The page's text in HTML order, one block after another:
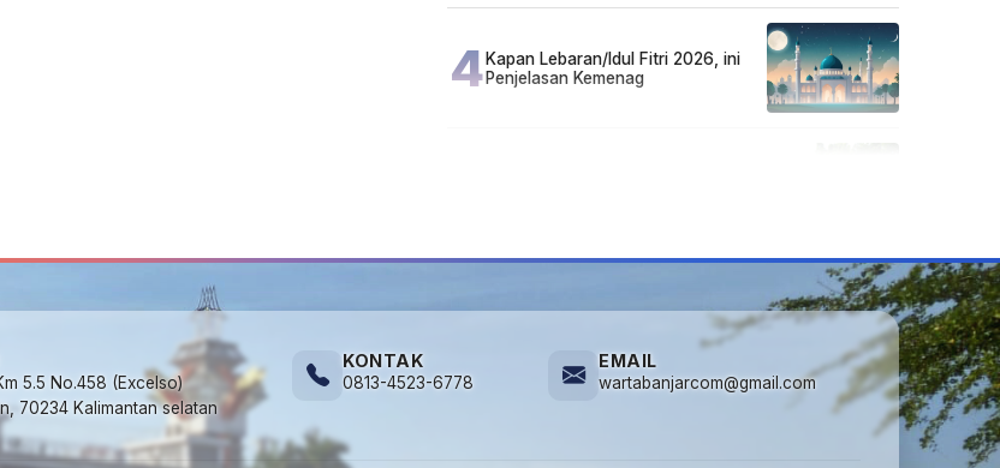
4Kapan Lebaran/Idul Fitri 2026, ini
Penjelasan Kemenag
5.5 No.458 (Excelso)
70234 Kalimantan selatan
KONTAK
0813-4523-6778
EMAIL
wartabanjarcom@gmail.com